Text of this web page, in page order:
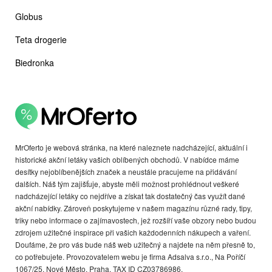
MrOferto je webová stránka, na které naleznete nadcházející, aktuální i
historické akční letáky vašich oblíbených obchodů. V nabídce máme
desítky nejoblíbenějších značek a neustále pracujeme na přidávání
dalších. Náš tým zajišťuje, abyste měli možnost prohlédnout veškeré
nadcházející letáky co nejdříve a získat tak dostatečný čas využít dané
akční nabídky. Zároveň poskytujeme v našem magazínu různé rady, tipy,
triky nebo informace o zajímavostech, jež rozšíří vaše obzory nebo budou
zdrojem užitečné inspirace při vašich každodenních nákupech a vaření.
Doufáme, že pro vás bude náš web užitečný a najdete na něm přesně to,
co potřebujete. Provozovatelem webu je firma Adsalva s.r.o., Na Poříčí
1067/25, Nové Město, Praha. TAX ID CZ03786986.
Globus
Teta drogerie
Biedronka